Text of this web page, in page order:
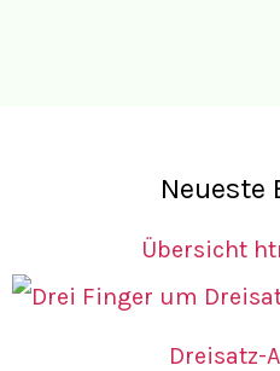
Neueste
Übersicht
Dreisatz-